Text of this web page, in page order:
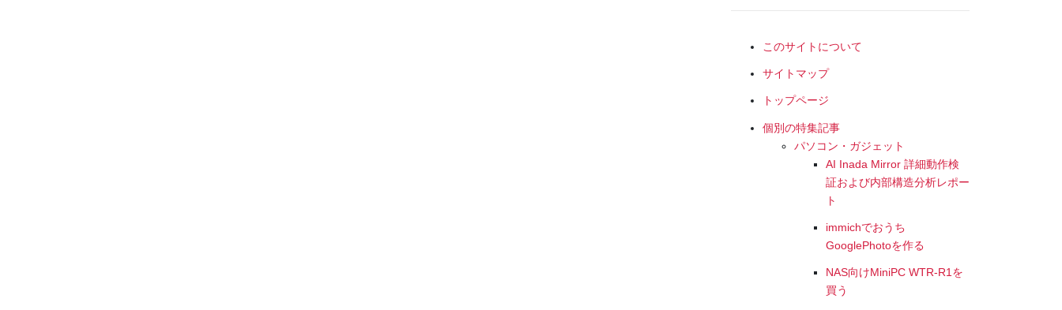
このサイトについて
サイトマップ
トップページ
個別の特集記事
パソコン・ガジェット
AI Inada Mirror 詳細動作検
証および内部構造分析レポー
ト
immichでおうち
GooglePhotoを作る
NAS向けMiniPC WTR-R1を
買う